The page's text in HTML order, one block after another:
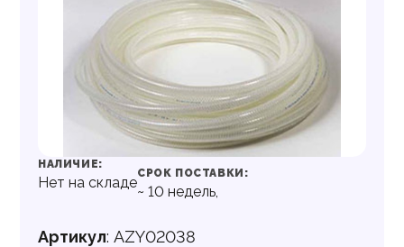
НАЛИЧИЕ:
Нет на складе
СРОК ПОСТАВКИ:
~ 10 недель,
Артикул: AZY02038